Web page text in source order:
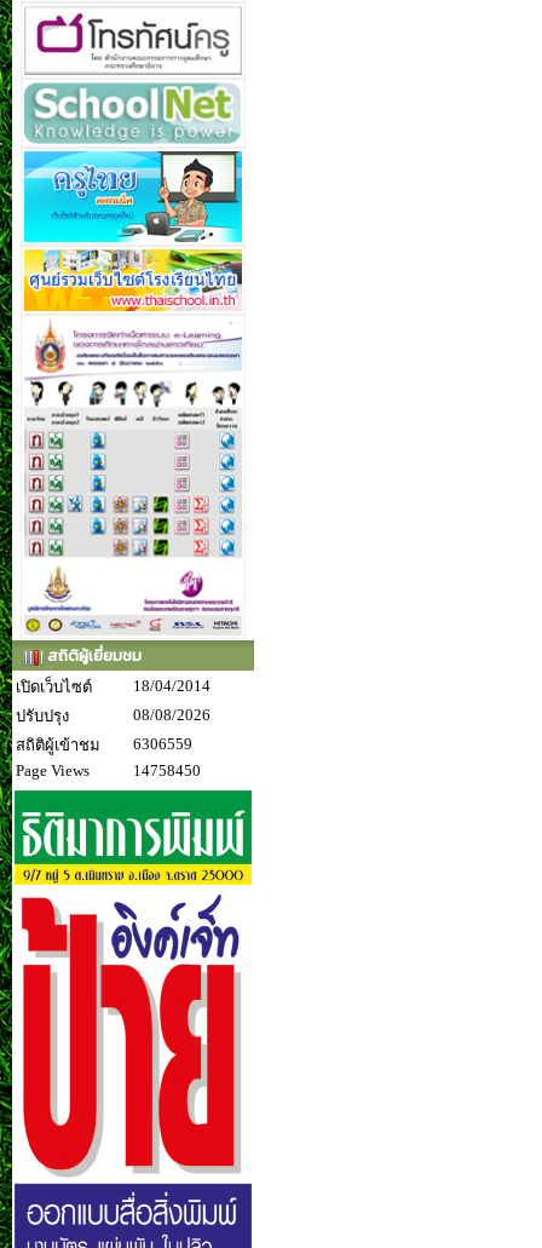
สถิติผู้เยี่ยมชม
เปิดเว็บไซต์
18/04/2014
ปรับปรุง
08/08/2026
สถิติผู้เข้าชม
6306559
Page Views
14758450